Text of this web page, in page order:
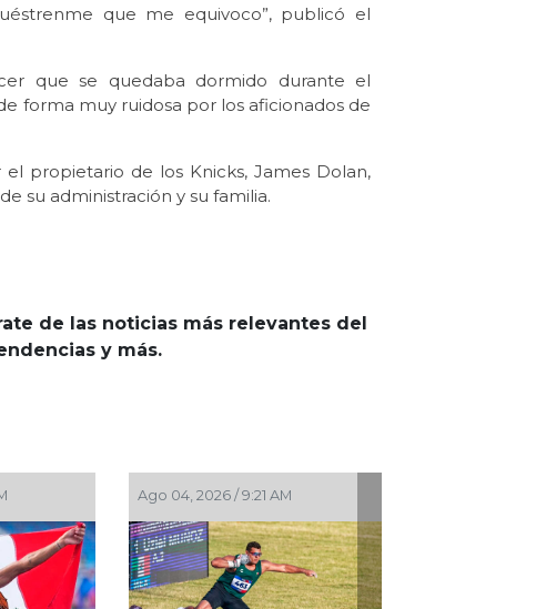
que me equivoco”, publicó el
que se quedaba dormido durante el
forma muy ruidosa por los aficionados de
propietario de los Knicks, James Dolan,
su administración y su familia.
de las noticias más relevantes del
y más.
Ago 03, 2026 / 10:55 AM